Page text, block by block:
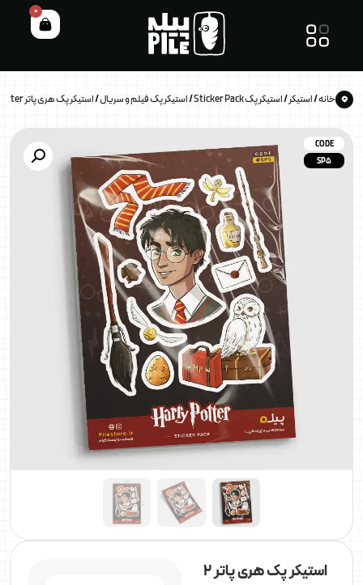
0
خانه/استیکر/استیکر پک Sticker Pack /استیکر پک فیلم و سریال/استیکر پک هری پاتر Harry Potter
CODE
SP5
استیکر پک هری پاتر 2